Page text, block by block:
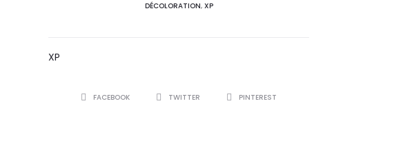
DÉCOLORATION, XP
XP
SHAREFACEBOOK TWITTER PINTEREST